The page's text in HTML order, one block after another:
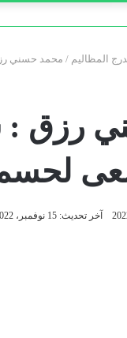
المظاليم / محمد حسني
رزق :
آخر تحديث: 15 نوفمبر، 2022